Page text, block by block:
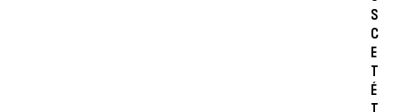
S
C
E
T
É